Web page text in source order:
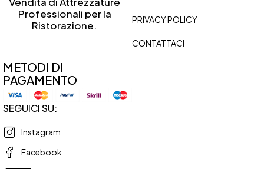
Professionali per la
Ristorazione.
PRIVACY POLICY
CONTATTACI
METODI DI
PAGAMENTO
SEGUICI SU:
Instagram
Facebook